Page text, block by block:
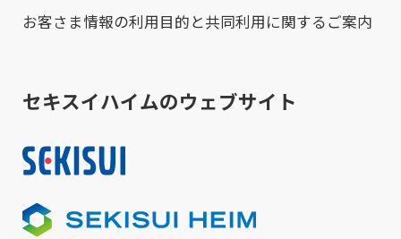
お客さま情報の利用目的と共同利用に関するご案内
セキスイハイムのウェブサイト